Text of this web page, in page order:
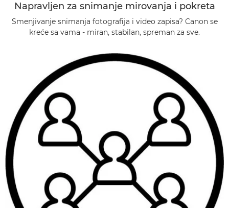
Napravljen za snimanje mirovanja i pokreta
Smenjivanje snimanja fotografija i video zapisa? Canon se
kreće sa vama - miran, stabilan, spreman za sve.